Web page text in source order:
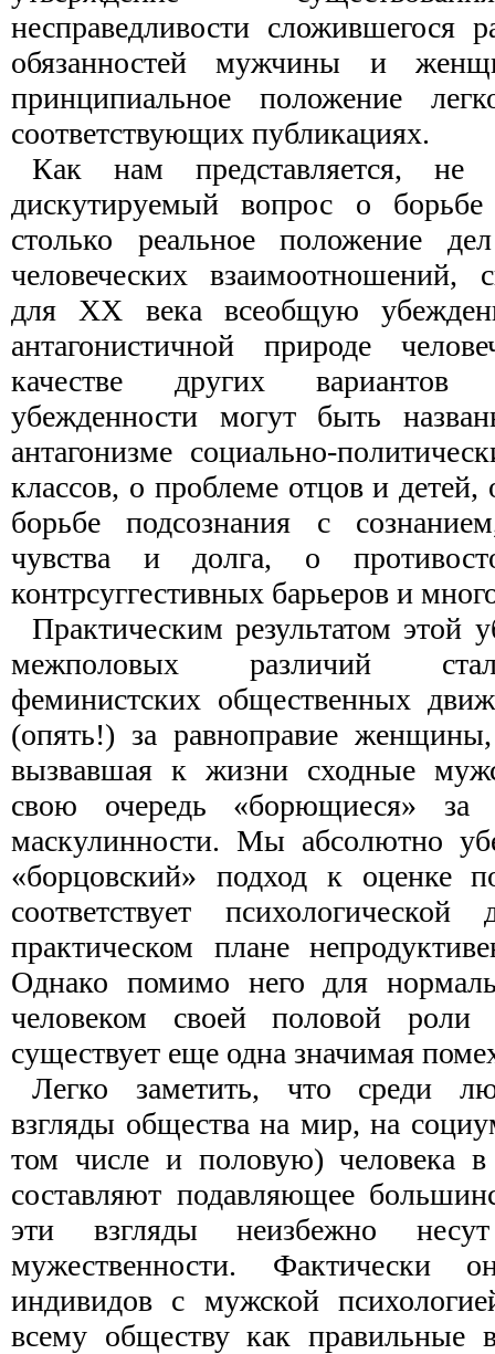
несправедливости сложившегося
обязанностей мужчины и
принципиальное положение
соответствующих публикациях.
Как нам представляется, не
дискутируемый вопрос о
столько реальное положение
человеческих взаимоотношений,
для ХХ века всеобщую
антагонистичной природе
качестве других вариантов
убежденности могут быть
антагонизме социально-
классов, о проблеме отцов и
борьбе подсознания с
чувства и долга, о
контрсуггестивных барьеров и
Практическим результатом этой
межполовых различий
феминистских общественных
(опять!) за равноправие
вызвавшая к жизни сходные
свою очередь «борющиеся» за
маскулинности. Мы абсолютно
«борцовский» подход к оценке
соответствует психологической
практическом плане
Однако помимо него для
человеком своей половой
существует еще одна значимая
Легко заметить, что среди
взгляды общества на мир, на
том числе и половую) человека
составляют подавляющее
эти взгляды неизбежно
мужественности. Фактически
индивидов с мужской
всему обществу как правильные